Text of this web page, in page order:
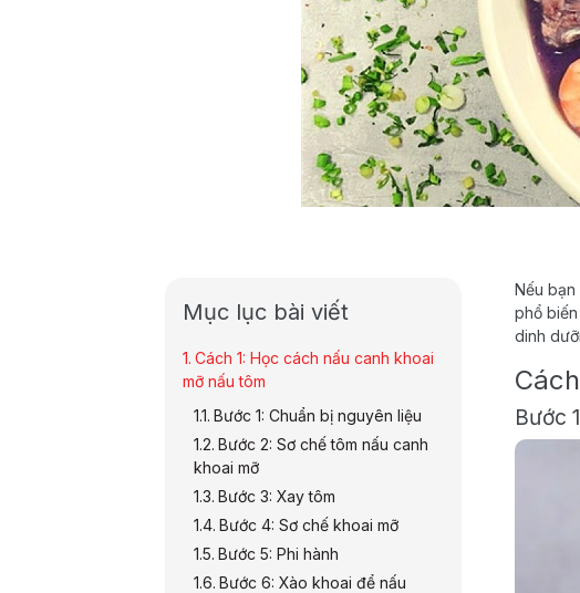
Nếu
phổ
dinh
Bước
Mục lục bài viết
Cách 1: Học cách nấu canh khoai
mỡ nấu tôm
Bước 1: Chuẩn bị nguyên liệu
Bước 2: Sơ chế tôm nấu canh
khoai mỡ
Bước 3: Xay tôm
Bước 4: Sơ chế khoai mỡ
Bước 5: Phi hành
Bước 6: Xào khoai để nấu